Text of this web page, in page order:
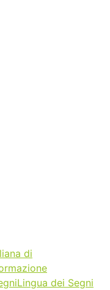
di
Lingua dei Segni